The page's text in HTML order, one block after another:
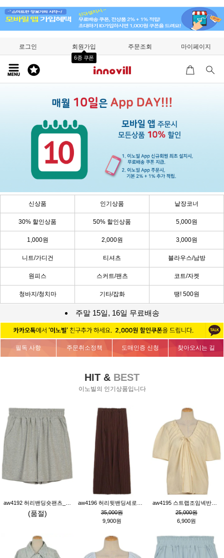
로그인 회원가입
6종 쿠폰
주문조회 마이페이지
신상품 인기상품 낱장코너
30% 할인상품 50% 할인상품 5,000원
1,000원 2,000원 3,000원
니트/가디건 티셔츠 블라우스/남방
원피스 스커트/팬츠 코트/자켓
청바지/청치마 기타/잡화 땡! 500원
주말 15일, 16일 무료배송
필독 사항 주문취소정책 도매인증 신청 찾아오시는 길
HIT & BEST
이노빌의 인기상품입니다
(품절)
35,000원
9,900원
25,000원
6,900원